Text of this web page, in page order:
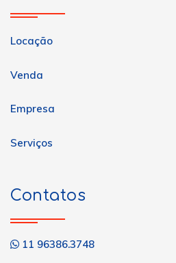
Locação
Venda
Empresa
Serviços
Contatos
11 96386.3748